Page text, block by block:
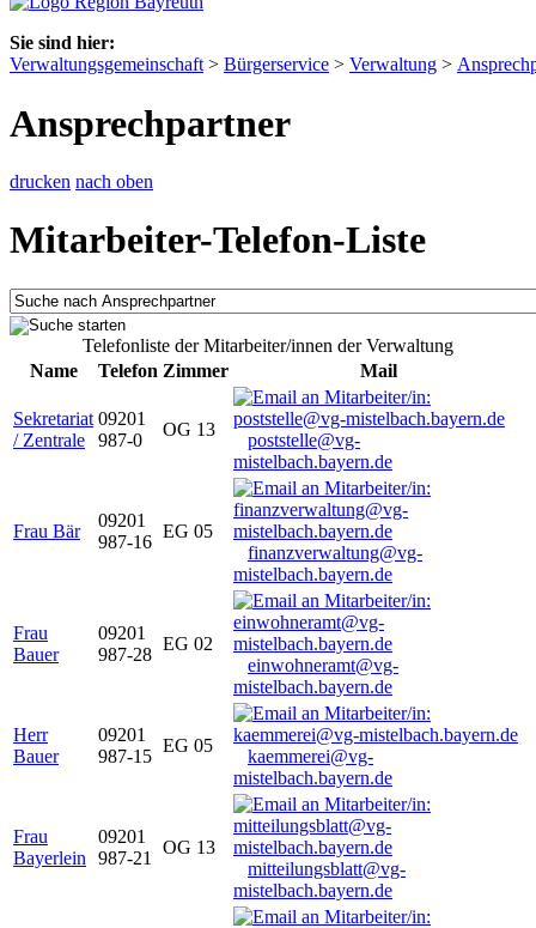
Sie sind hier:
Verwaltungsgemeinschaft > Bürgerservice > Verwaltung >
Ansprechpartner
drucken nach oben
Mitarbeiter-Telefon-Liste
Telefonliste der Mitarbeiter/innen der Verwaltung
Name
Telefon Zimmer Mail
Sekretariat
/ Zentrale
09201
987-0
OG 13
poststelle@vg-
mistelbach.bayern.de
Frau Bär
09201
987-16
EG 05
finanzverwaltung@vg-
mistelbach.bayern.de
Frau
Bauer
09201
987-28
EG 02
einwohneramt@vg-
mistelbach.bayern.de
Herr
Bauer
09201
987-15
EG 05
kaemmerei@vg-
mistelbach.bayern.de
Frau
Bayerlein
09201
987-21
OG 13
mitteilungsblatt@vg-
mistelbach.bayern.de